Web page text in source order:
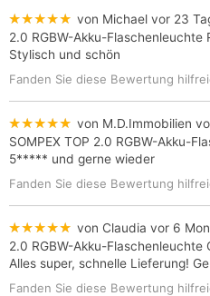
★★★★★ von Michael vor 23
2.0 RGBW-Akku-Flaschenleuchte
Stylisch und schön
Fanden Sie diese Bewertung
★★★★★ von M.D.Immobilien
SOMPEX TOP 2.0 RGBW-Akku-
5***** und gerne wieder
Fanden Sie diese Bewertung
★★★★★ von Claudia vor 6
2.0 RGBW-Akku-Flaschenleuchte
Alles super, schnelle Lieferung!
Fanden Sie diese Bewertung